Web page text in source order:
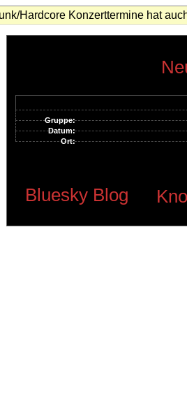
Hardcore Konzerttermine hat
Gruppe:
Datum:
Ort:
Bluesky Blog